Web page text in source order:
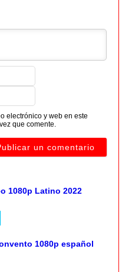
electrónico y web en este
que comente.
1080p Latino 2022
1080p español